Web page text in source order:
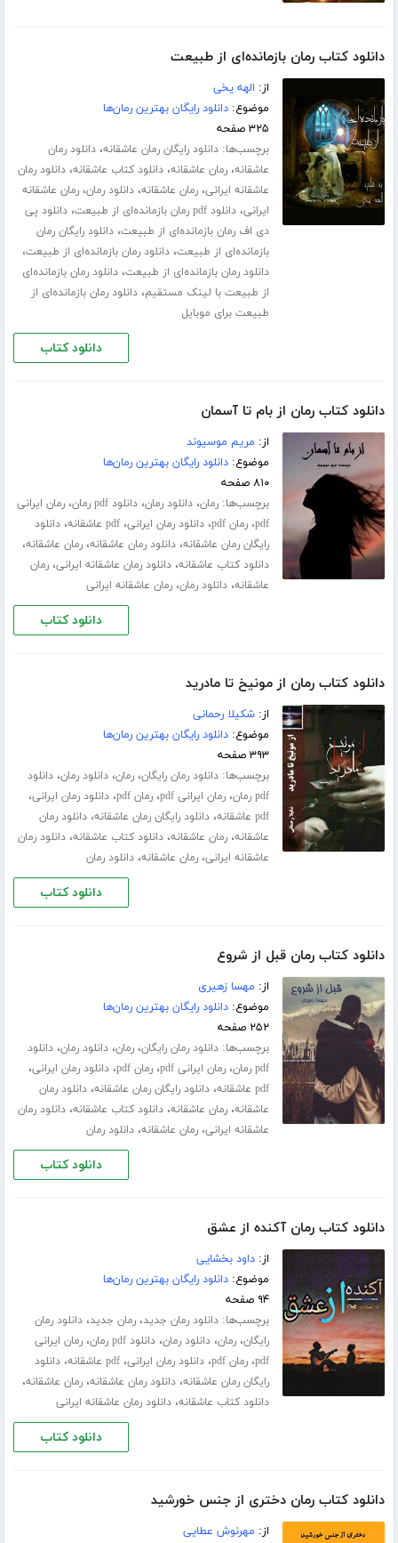
دانلود کتاب رمان بازمانده‌ای از طبیعت
از: الهه یخی
موضوع:دانلود رایگان بهترین رمان‌ها
۳۲۵ صفحه
برچسب‌ها:دانلود رایگان رمان عاشقانه،دانلود رمان
عاشقانه،رمان عاشقانه،دانلود کتاب عاشقانه،دانلود رمان
عاشقانه ایرانی،رمان عاشقانه،دانلود رمان،رمان عاشقانه
ایرانی،دانلود pdf رمان بازمانده‌ای از طبیعت ،دانلود پی
دی اف رمان بازمانده‌ای از طبیعت،دانلود رایگان رمان
بازمانده‌ای از طبیعت،دانلود رمان بازمانده‌ای از طبیعت،
دانلود رمان بازمانده‌ای از طبیعت،دانلود رمان بازمانده‌ای
از طبیعت با لینک مستقیم،دانلود رمان بازمانده‌ای از
طبیعت برای موبایل
دانلود کتاب
دانلود کتاب رمان از بام تا آسمان
از: مریم موسیوند
موضوع:دانلود رایگان بهترین رمان‌ها
۸۱۰ صفحه
برچسب‌ها:رمان،دانلود رمان،دانلود pdf رمان ،رمان ایرانی
pdf،رمان pdf ،دانلود رمان ایرانی،pdf عاشقانه ،دانلود
رایگان رمان عاشقانه،دانلود رمان عاشقانه،رمان عاشقانه،
دانلود کتاب عاشقانه،دانلود رمان عاشقانه ایرانی،رمان
عاشقانه،دانلود رمان،رمان عاشقانه ایرانی
دانلود کتاب
دانلود کتاب رمان از مونیخ تا مادرید
از:شکیلا رحمانی
موضوع:دانلود رایگان بهترین رمان‌ها
۳۹۳ صفحه
برچسب‌ها:دانلود رمان رایگان،رمان،دانلود رمان،دانلود
pdf رمان
،رمان ایرانی pdf ،رمان pdf ،دانلود رمان ایرانی،
pdf عاشقانه ،دانلود رایگان رمان عاشقانه،دانلود رمان
عاشقانه،رمان عاشقانه،دانلود کتاب عاشقانه،دانلود رمان
عاشقانه ایرانی،رمان عاشقانه،دانلود رمان
دانلود کتاب
دانلود کتاب رمان قبل از شروع
از: مهسا زهیری
موضوع:دانلود رایگان بهترین رمان‌ها
۲۵۲ صفحه
برچسب‌ها:دانلود رمان رایگان،رمان،دانلود رمان،دانلود
pdf رمان
،رمان ایرانی pdf ،رمان pdf ،دانلود رمان ایرانی،
pdf عاشقانه ،دانلود رایگان رمان عاشقانه،دانلود رمان
عاشقانه،رمان عاشقانه،دانلود کتاب عاشقانه،دانلود رمان
عاشقانه ایرانی،رمان عاشقانه،دانلود رمان
دانلود کتاب
دانلود کتاب رمان آکنده از عشق
از:داود بخشایی
موضوع:دانلود رایگان بهترین رمان‌ها
۹۴ صفحه
برچسب‌ها:دانلود رمان جدید،رمان جدید،دانلود رمان
رایگان،رمان،دانلود رمان،دانلود pdf رمان ،رمان ایرانی
pdf،رمان pdf ،دانلود رمان ایرانی،pdf عاشقانه ،دانلود
رایگان رمان عاشقانه،دانلود رمان عاشقانه،رمان عاشقانه،
دانلود کتاب عاشقانه،دانلود رمان عاشقانه ایرانی
دانلود کتاب
دانلود کتاب رمان دختری از جنس خورشید
از: مهرنوش عطایی